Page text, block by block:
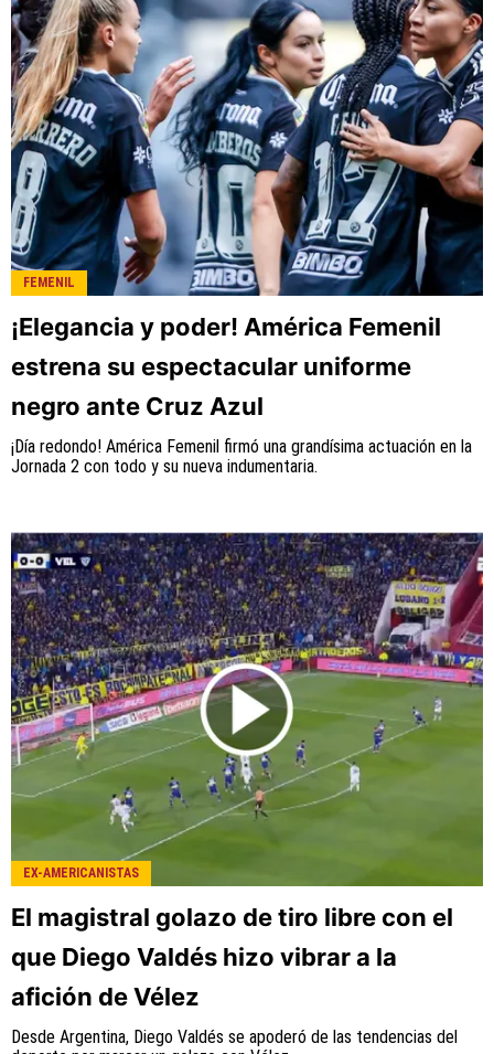
FEMENIL
¡Elegancia y poder! América Femenil
estrena su espectacular uniforme
negro ante Cruz Azul
¡Día redondo! América Femenil firmó una grandísima actuación en la
Jornada 2 con todo y su nueva indumentaria.
EX-AMERICANISTAS
El magistral golazo de tiro libre con el
que Diego Valdés hizo vibrar a la
afición de Vélez
Desde Argentina, Diego Valdés se apoderó de las tendencias del